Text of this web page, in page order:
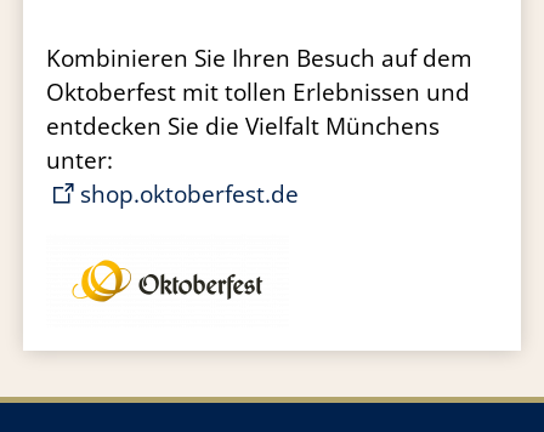
Kombinieren Sie Ihren Besuch auf dem
Oktoberfest mit tollen Erlebnissen und
entdecken Sie die Vielfalt Münchens
unter:
shop.oktoberfest.de